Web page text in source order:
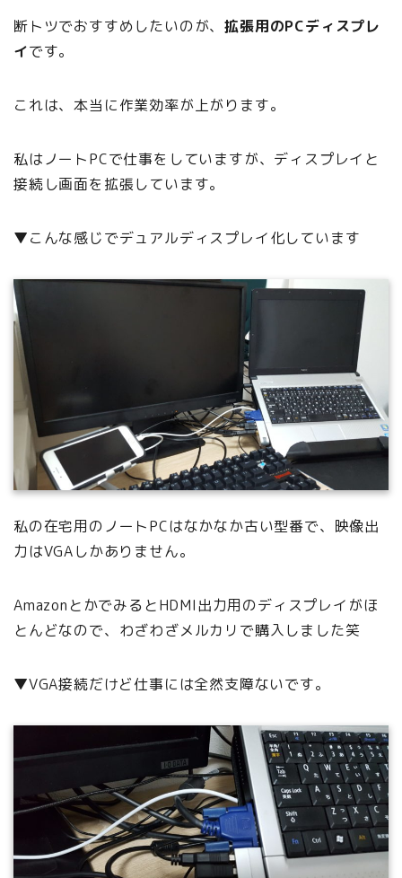
断トツでおすすめしたいのが、拡張用のPCディスプレ
イです。
これは、本当に作業効率が上がります。
私はノートPCで仕事をしていますが、ディスプレイと
接続し画面を拡張しています。
▼こんな感じでデュアルディスプレイ化しています
私の在宅用のノートPCはなかなか古い型番で、映像出
力はVGAしかありません。
AmazonとかでみるとHDMI出力用のディスプレイがほ
とんどなので、わざわざメルカリで購入しました笑
▼VGA接続だけど仕事には全然支障ないです。